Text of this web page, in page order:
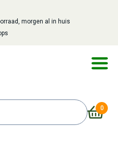
morgen al in huis
0